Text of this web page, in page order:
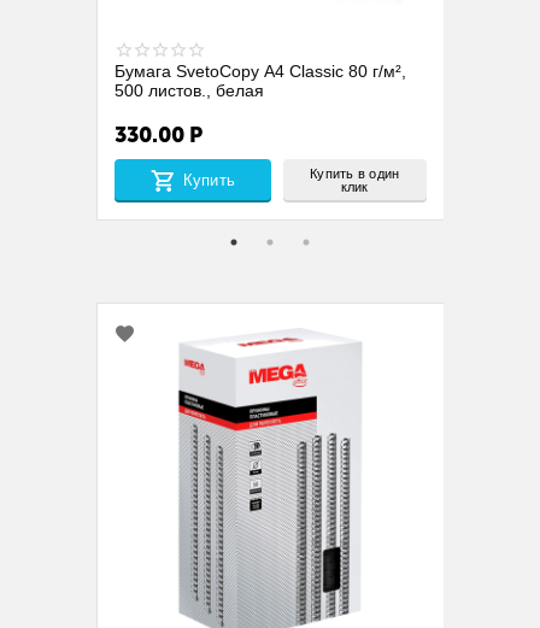
Бумага SvetoCopy A4 Classic 80 г/м²,
500 листов., белая
330.00 Р
Купить
Купить в один
клик